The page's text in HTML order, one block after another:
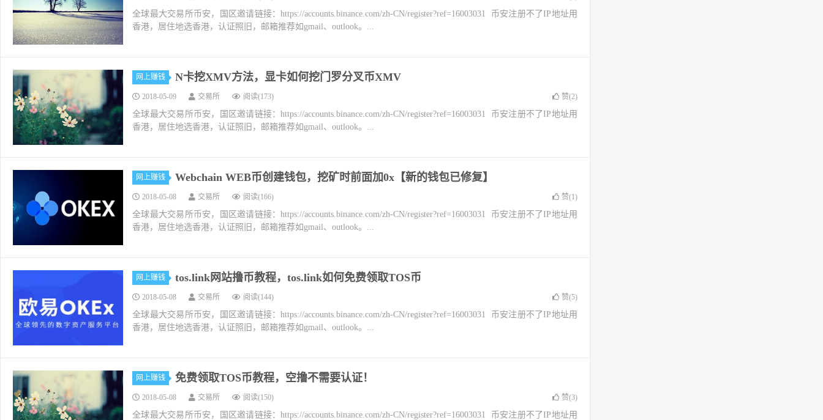
全球最大交易所币安，国区邀请链接：https://accounts.binance.com/zh-CN/register?ref=16003031 币安注册不了IP地址用
香港，居住地选香港，认证照旧，邮箱推荐如gmail、outlook。...
网上赚钱 N卡挖XMV方法，显卡如何挖门罗分叉币XMV
2018-05-09 交易所 阅读(173) 赞(2)
全球最大交易所币安，国区邀请链接：https://accounts.binance.com/zh-CN/register?ref=16003031 币安注册不了IP地址用
香港，居住地选香港，认证照旧，邮箱推荐如gmail、outlook。...
网上赚钱 Webchain WEB币创建钱包，挖矿时前面加0x【新的钱包已修复】
2018-05-08 交易所 阅读(166) 赞(1)
全球最大交易所币安，国区邀请链接：https://accounts.binance.com/zh-CN/register?ref=16003031 币安注册不了IP地址用
香港，居住地选香港，认证照旧，邮箱推荐如gmail、outlook。...
网上赚钱 tos.link网站撸币教程，tos.link如何免费领取TOS币
2018-05-08 交易所 阅读(144) 赞(5)
全球最大交易所币安，国区邀请链接：https://accounts.binance.com/zh-CN/register?ref=16003031 币安注册不了IP地址用
香港，居住地选香港，认证照旧，邮箱推荐如gmail、outlook。...
网上赚钱 免费领取TOS币教程，空撸不需要认证！
2018-05-08 交易所 阅读(150) 赞(3)
全球最大交易所币安，国区邀请链接：https://accounts.binance.com/zh-CN/register?ref=16003031 币安注册不了IP地址用